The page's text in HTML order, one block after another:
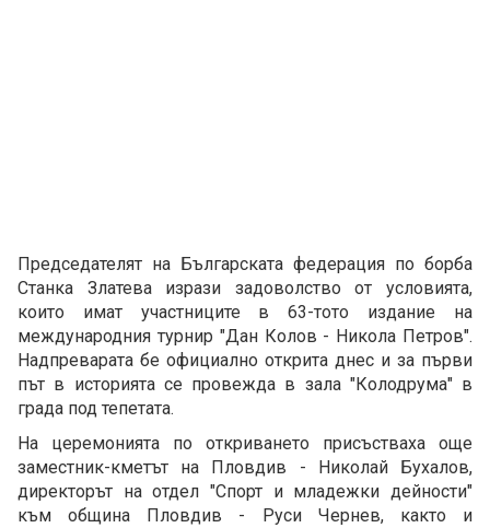
Председателят на Българската федерация по борба
Станка Златева изрази задоволство от условията,
които имат участниците в 63-тото издание на
международния турнир "Дан Колов - Никола Петров".
Надпреварата бе официално открита днес и за първи
път в историята се провежда в зала "Колодрума" в
града под тепетата.
На церемонията по откриването присъстваха още
заместник-кметът на Пловдив - Николай Бухалов,
директорът на отдел "Спорт и младежки дейности"
към община Пловдив - Руси Чернев, както и